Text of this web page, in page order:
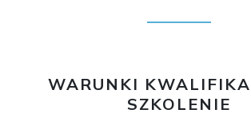
WARUNKI
SZKOLENIE